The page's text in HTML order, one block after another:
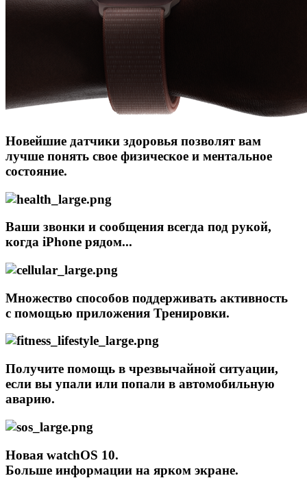
Новейшие датчики здоровья позволят вам
лучше понять свое физическое и ментальное
состояние.
Ваши звонки и сообщения всегда под рукой,
когда iPhone рядом...
Множество способов поддерживать активность
с помощью приложения Тренировки.
Получите помощь в чрезвычайной ситуации,
если вы упали или попали в автомобильную
аварию.
Новая watchOS 10.
Больше информации на ярком экране.